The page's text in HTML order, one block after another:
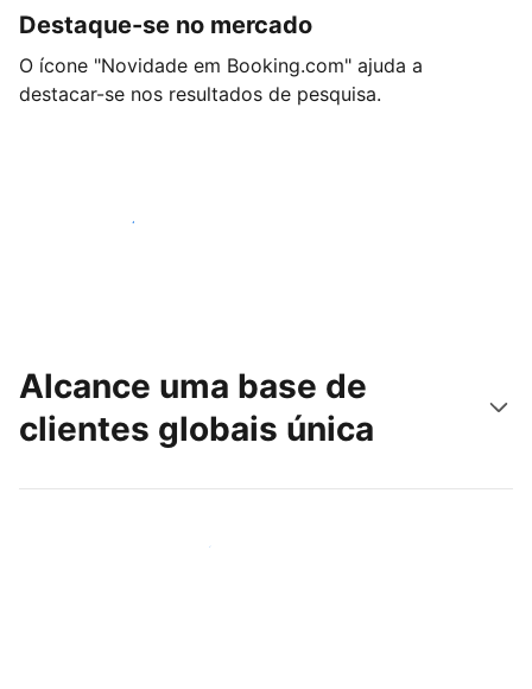
Destaque-se no mercado
O ícone "Novidade em Booking.com" ajuda a
destacar-se nos resultados de pesquisa.
Comece hoje mesmo
Alcance uma base de
clientes globais única
Chegue hoje mesmo a novas pessoas